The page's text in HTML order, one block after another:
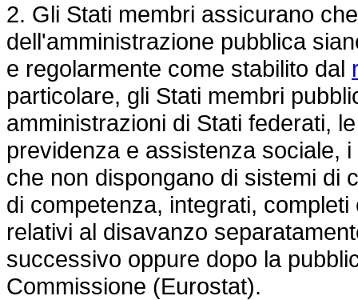
2. Gli Stati membri assicurano
dell'amministrazione pubblica
e regolarmente come stabilito dal
particolare, gli Stati membri
amministrazioni di Stati federati,
previdenza e assistenza sociale,
che non dispongano di sistemi di
di competenza, integrati,
relativi al disavanzo
successivo oppure dopo la
Commissione (Eurostat).